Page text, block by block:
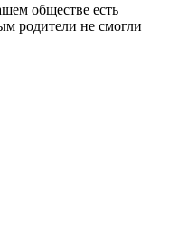
обществе есть
родители не смогли